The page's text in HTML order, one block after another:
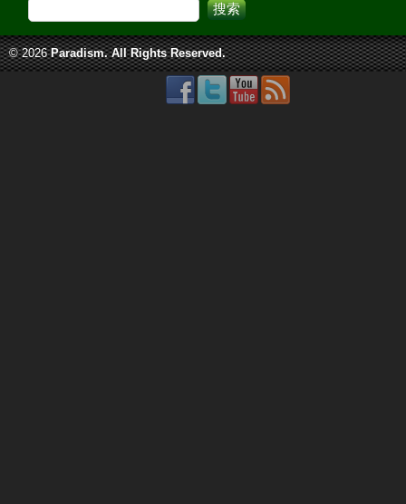
© 2026 Paradism. All Rights Reserved.